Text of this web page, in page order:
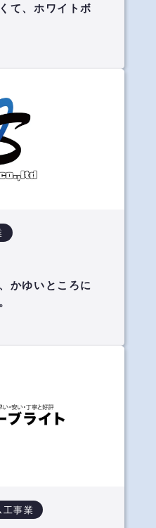
て、ホワイトボ
かゆいところに
工事業